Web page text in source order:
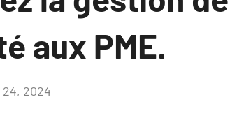
aux PME.
24, 2024